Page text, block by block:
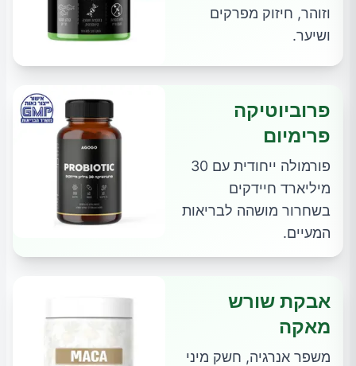
וזוהר, חיזוק מפרקים
ושיער.
פרוביוטיקה
פרימיום
פורמולה ייחודית עם 30
מיליארד חיידקים
בשחרור מושהה לבריאות
המעיים.
אבקת שורש
מאקה
משפר אנרגיה, חשק מיני